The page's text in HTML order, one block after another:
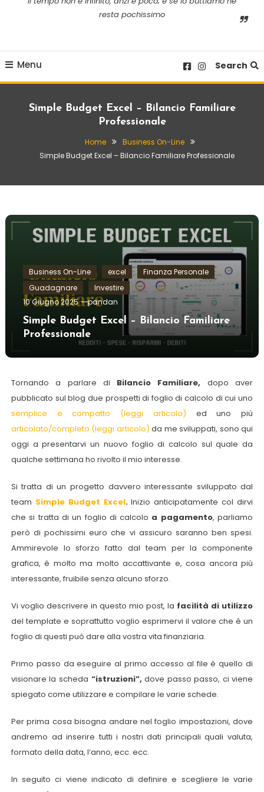
resta pochissimo
Menu Search
Simple Budget Excel – Bilancio Familiare
Professionale
Home
Business On-Line
Simple Budget Excel – Bilancio Familiare Professionale
Business On-Line excel
Finanza Personale
Guadagnare
Investire
10 Giugno 2025
pandan
Simple Budget Excel – Bilancio Familiare
Professionale
Tornando a parlare di Bilancio Familiare, dopo aver
pubblicato sul blog due prospetti di foglio di calcolo di cui uno
semplice e compatto (leggi articolo) ed uno più
articolato/completo (leggi articolo) da me sviluppati, sono qui
oggi a presentarvi un nuovo foglio di calcolo sul quale da
qualche settimana ho rivolto il mio interesse.
Si tratta di un progetto davvero interessante sviluppato dal
team Simple Budget Excel.Inizio anticipatamente col dirvi
che si tratta di un foglio di calcolo a pagamento, parliamo
però di pochissimi euro che vi assicuro saranno ben spesi.
Ammirevole lo sforzo fatto dal team per la componente
grafica, è molto ma molto accattivante e, cosa ancora più
interessante, fruibile senza alcuno sforzo.
Vi voglio descrivere in questo mio post, la facilità di utilizzo
del template e soprattutto voglio esprimervi il valore che è un
foglio di questi può dare alla vostra vita finanziaria.
Primo passo da eseguire al primo accesso al file è quello di
visionare la scheda “istruzioni”, dove passo passo, ci viene
spiegato come utilizzare e compilare le varie schede.
Per prima cosa bisogna andare nel foglio impostazioni, dove
andremo ad inserire tutti i nostri dati principali quali valuta,
formato della data, l’anno, ecc. ecc.
In seguito ci viene indicato di definire e scegliere le varie